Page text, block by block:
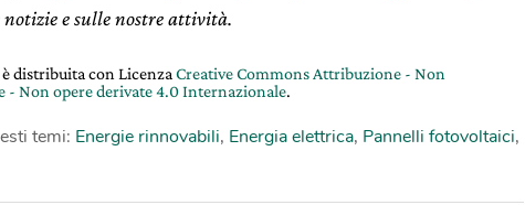
e sulle nostre attività.
distribuita con Licenza Creative Commons Attribuzione - Non
- Non opere derivate 4.0 Internazionale.
temi: Energie rinnovabili, Energia elettrica, Pannelli fotovoltaici,